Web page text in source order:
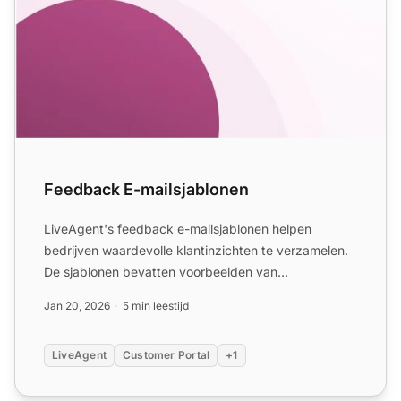
Feedback E-mailsjablonen
LiveAgent's feedback e-mailsjablonen helpen
bedrijven waardevolle klantinzichten te verzamelen.
De sjablonen bevatten voorbeelden van
Jan 20, 2026 5 min leestijd
LiveAgent Customer Portal +1